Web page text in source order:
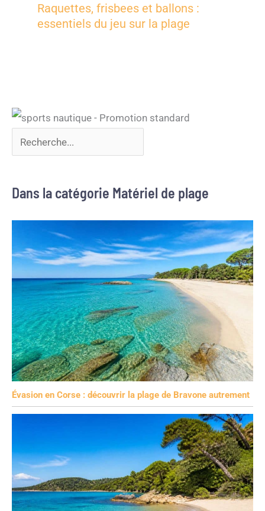
Raquettes, frisbees et ballons :
essentiels du jeu sur la plage
Dans la catégorie Matériel de plage
Évasion en Corse : découvrir la plage de Bravone autrement